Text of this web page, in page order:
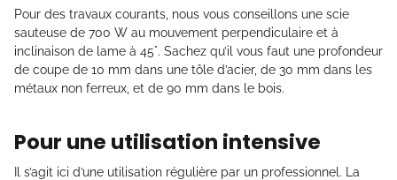
Pour des travaux courants, nous vous conseillons une scie
sauteuse de 700 W au mouvement perpendiculaire et à
inclinaison de lame à 45°. Sachez qu’il vous faut une profondeur
de coupe de 10 mm dans une tôle d’acier, de 30 mm dans les
métaux non ferreux, et de 90 mm dans le bois.
Pour une utilisation intensive
Il s’agit ici d’une utilisation régulière par un professionnel. La